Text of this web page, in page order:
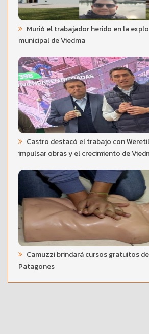
Murió el trabajador herido en la
municipal de Viedma
Castro destacó el trabajo con
impulsar obras y el crecimiento de
Camuzzi brindará cursos gratuitos
Patagones